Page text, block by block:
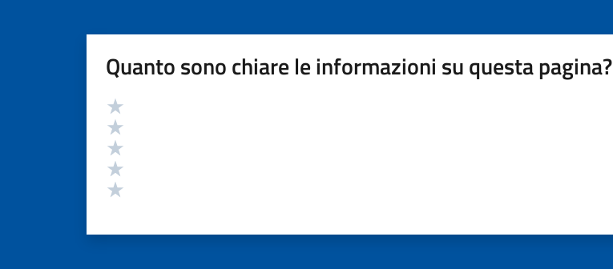
Quanto sono chiare le informazioni su questa pagina?
Valutazione